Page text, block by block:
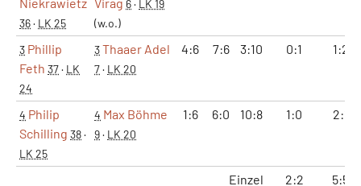
36· LK 25
6· LK 19
(w.o.)
3 Phillip
Feth 37· LK
24
3Thaaer Adel
7· LK 20
4:6 7:6 3:10 0:1 1:2
4 Philip
Schilling 38·
LK 25
4 Max Böhme
9· LK 20
1:6 6:0 10:8 1:0 2:1
Einzel 2:2
5:5